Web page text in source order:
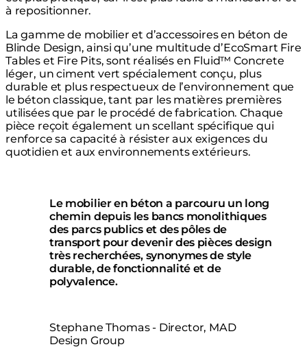
à repositionner.
La gamme de mobilier et d’accessoires en béton de
Blinde Design, ainsi qu’une multitude d’EcoSmart Fire
Tables et Fire Pits, sont réalisés en Fluid™ Concrete
léger, un ciment vert spécialement conçu, plus
durable et plus respectueux de l’environnement que
le béton classique, tant par les matières premières
utilisées que par le procédé de fabrication. Chaque
pièce reçoit également un scellant spécifique qui
renforce sa capacité à résister aux exigences du
quotidien et aux environnements extérieurs.
Le mobilier en béton a parcouru un long
chemin depuis les bancs monolithiques
des parcs publics et des pôles de
transport pour devenir des pièces design
très recherchées, synonymes de style
durable, de fonctionnalité et de
polyvalence.
Stephane Thomas - Director, MAD
Design Group